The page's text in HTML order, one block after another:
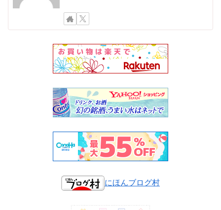
にほんブログ村